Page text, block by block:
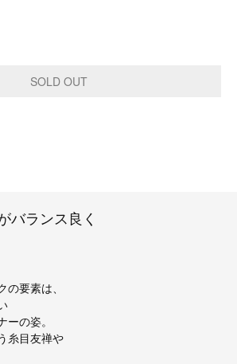
バランス良く
の要素は、
ーの姿。
糸目友禅や